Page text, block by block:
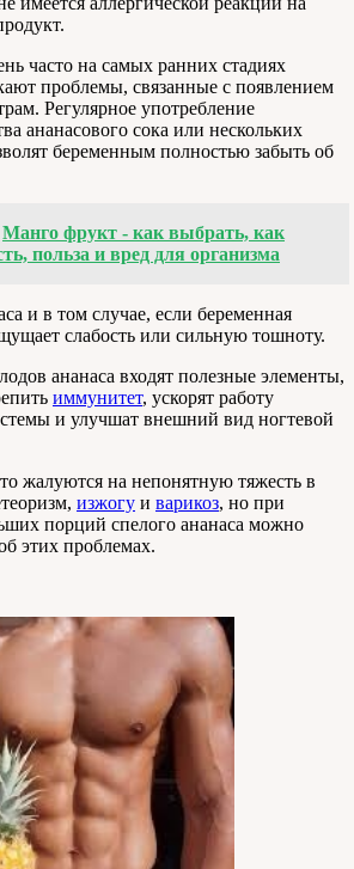
часто на самых ранних стадиях
проблемы, связанные с появлением
Регулярное употребление
ананасового сока или нескольких
беременным полностью забыть об
Манго фрукт - как выбрать, как
польза и вред для организма
и в том случае, если беременная
слабость или сильную тошноту.
ананаса входят полезные элементы,
иммунитет, ускорят работу
и улучшат внешний вид ногтевой
жалуются на непонятную тяжесть в
изжогу и варикоз, но при
порций спелого ананаса можно
этих проблемах.